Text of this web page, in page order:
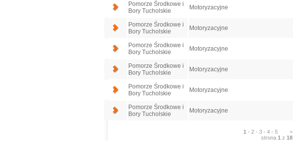
Pomorze Środkowe i
Bory Tucholskie
Motoryzacyjne
Pomorze Środkowe i
Bory Tucholskie
Motoryzacyjne
Pomorze Środkowe i
Bory Tucholskie
Motoryzacyjne
Pomorze Środkowe i
Bory Tucholskie
Motoryzacyjne
Pomorze Środkowe i
Bory Tucholskie
Motoryzacyjne
Pomorze Środkowe i
Bory Tucholskie
Motoryzacyjne
1 - 2 - 3 - 4 - 5 >
strona 1 z 18